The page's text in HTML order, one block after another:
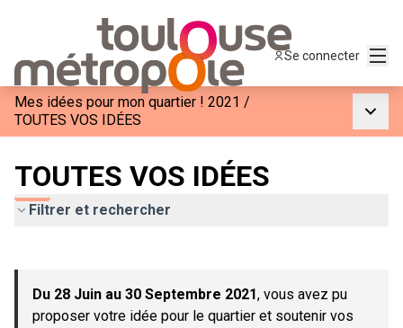
Se connecter
Mes idées pour mon quartier ! 2021 /
TOUTES VOS IDÉES
TOUTES VOS IDÉES
Filtrer et rechercher
−
Du 28 Juin au 30 Septembre 2021, vous avez pu
proposer votre idée pour le quartier et soutenir vos